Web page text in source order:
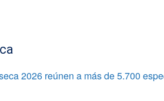
2026 reúnen a más de 5.700